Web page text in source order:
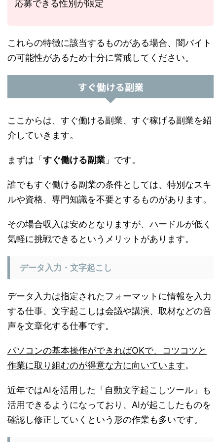
応募できる性別が限定
これらの特徴に該当するものがある場合、闇バイト
の可能性があるため十分に警戒してください。
すぐ働ける副業
ここからは、すぐ働ける副業、すぐ稼げる副業を紹
介していきます。
まずは「 すぐ働ける副業 」です。
誰でもすぐ働ける副業の条件としては、特別なスキ
ルや資格、専門知識を不要とするものがあります。
その場合収入は安めとなりますが、ハードルが低く
気軽に挑戦できるというメリットがあります。
データ入力・文字起こし
データ入力は指定されたフォーマットに情報を入力
する仕事、文字起こしは会議や講演、取材などの音
声を文章化する仕事です。
パソコンの基本操作ができればOKで、コツコツと
作業に取り組むのが得意な方に向いています。
近年ではAIを活用した「自動文字起こしツール」も
活用できるようになっており、AIが起こしたものを
確認し修正していくという形の作業も多いです。